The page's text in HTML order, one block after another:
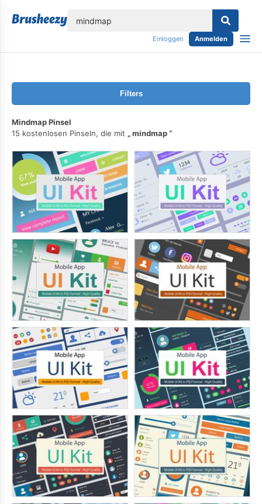
Einloggen Anmelden
Filters
Mindmap Pinsel
15 kostenlosen Pinseln, die mit
mindmap